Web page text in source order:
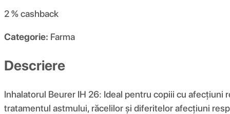
2 %cashback
Categorie: Farma
Descriere
Inhalatorul Beurer IH 26: Ideal pentru copiii cu
tratamentul astmului, răcelilor și diferitelor afecțiuni